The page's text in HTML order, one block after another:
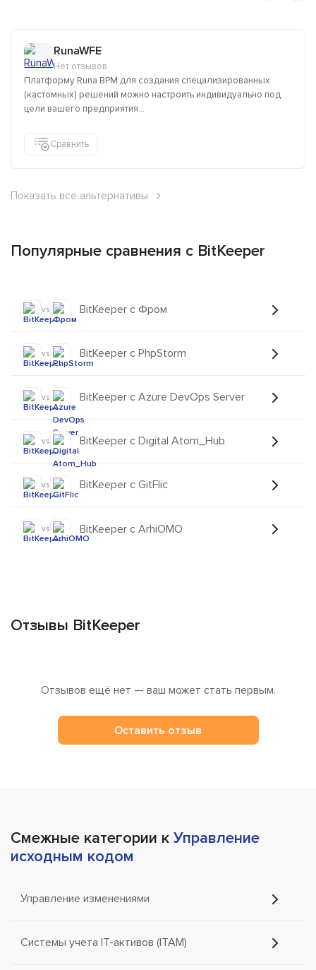
RunaWFE
Нет отзывов
Платформу Runa BPM для создания спецализированных
(кастомных) решений можно настроить индивидуально под
цели вашего предприятия...
Сравнить
Показать все альтернативы
Популярные сравнения с BitKeeper
vs BitKeeper с Фром
vs BitKeeper с PhpStorm
vs BitKeeper с Azure DevOps Server
vs BitKeeper с Digital Atom_Hub
vs BitKeeper с GitFlic
vs BitKeeper с ArhiOMO
Отзывы BitKeeper
Отзывов ещё нет — ваш может стать первым.
Оставить отзыв
Смежные категории к Управление
исходным кодом
Управление изменениями
Системы учета IT-активов (ITAM)